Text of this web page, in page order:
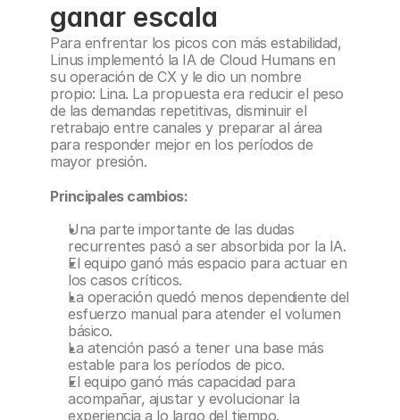
ganar escala
Para enfrentar los picos con más estabilidad,
Linus implementó la IA de Cloud Humans en
su operación de CX y le dio un nombre
propio: Lina. La propuesta era reducir el peso
de las demandas repetitivas, disminuir el
retrabajo entre canales y preparar al área
para responder mejor en los períodos de
mayor presión.
Principales cambios:
Una parte importante de las dudas
recurrentes pasó a ser absorbida por la IA.
El equipo ganó más espacio para actuar en
los casos críticos.
La operación quedó menos dependiente del
esfuerzo manual para atender el volumen
básico.
La atención pasó a tener una base más
estable para los períodos de pico.
El equipo ganó más capacidad para
acompañar, ajustar y evolucionar la
experiencia a lo largo del tiempo.